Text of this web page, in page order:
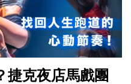
捷克夜店馬戲團